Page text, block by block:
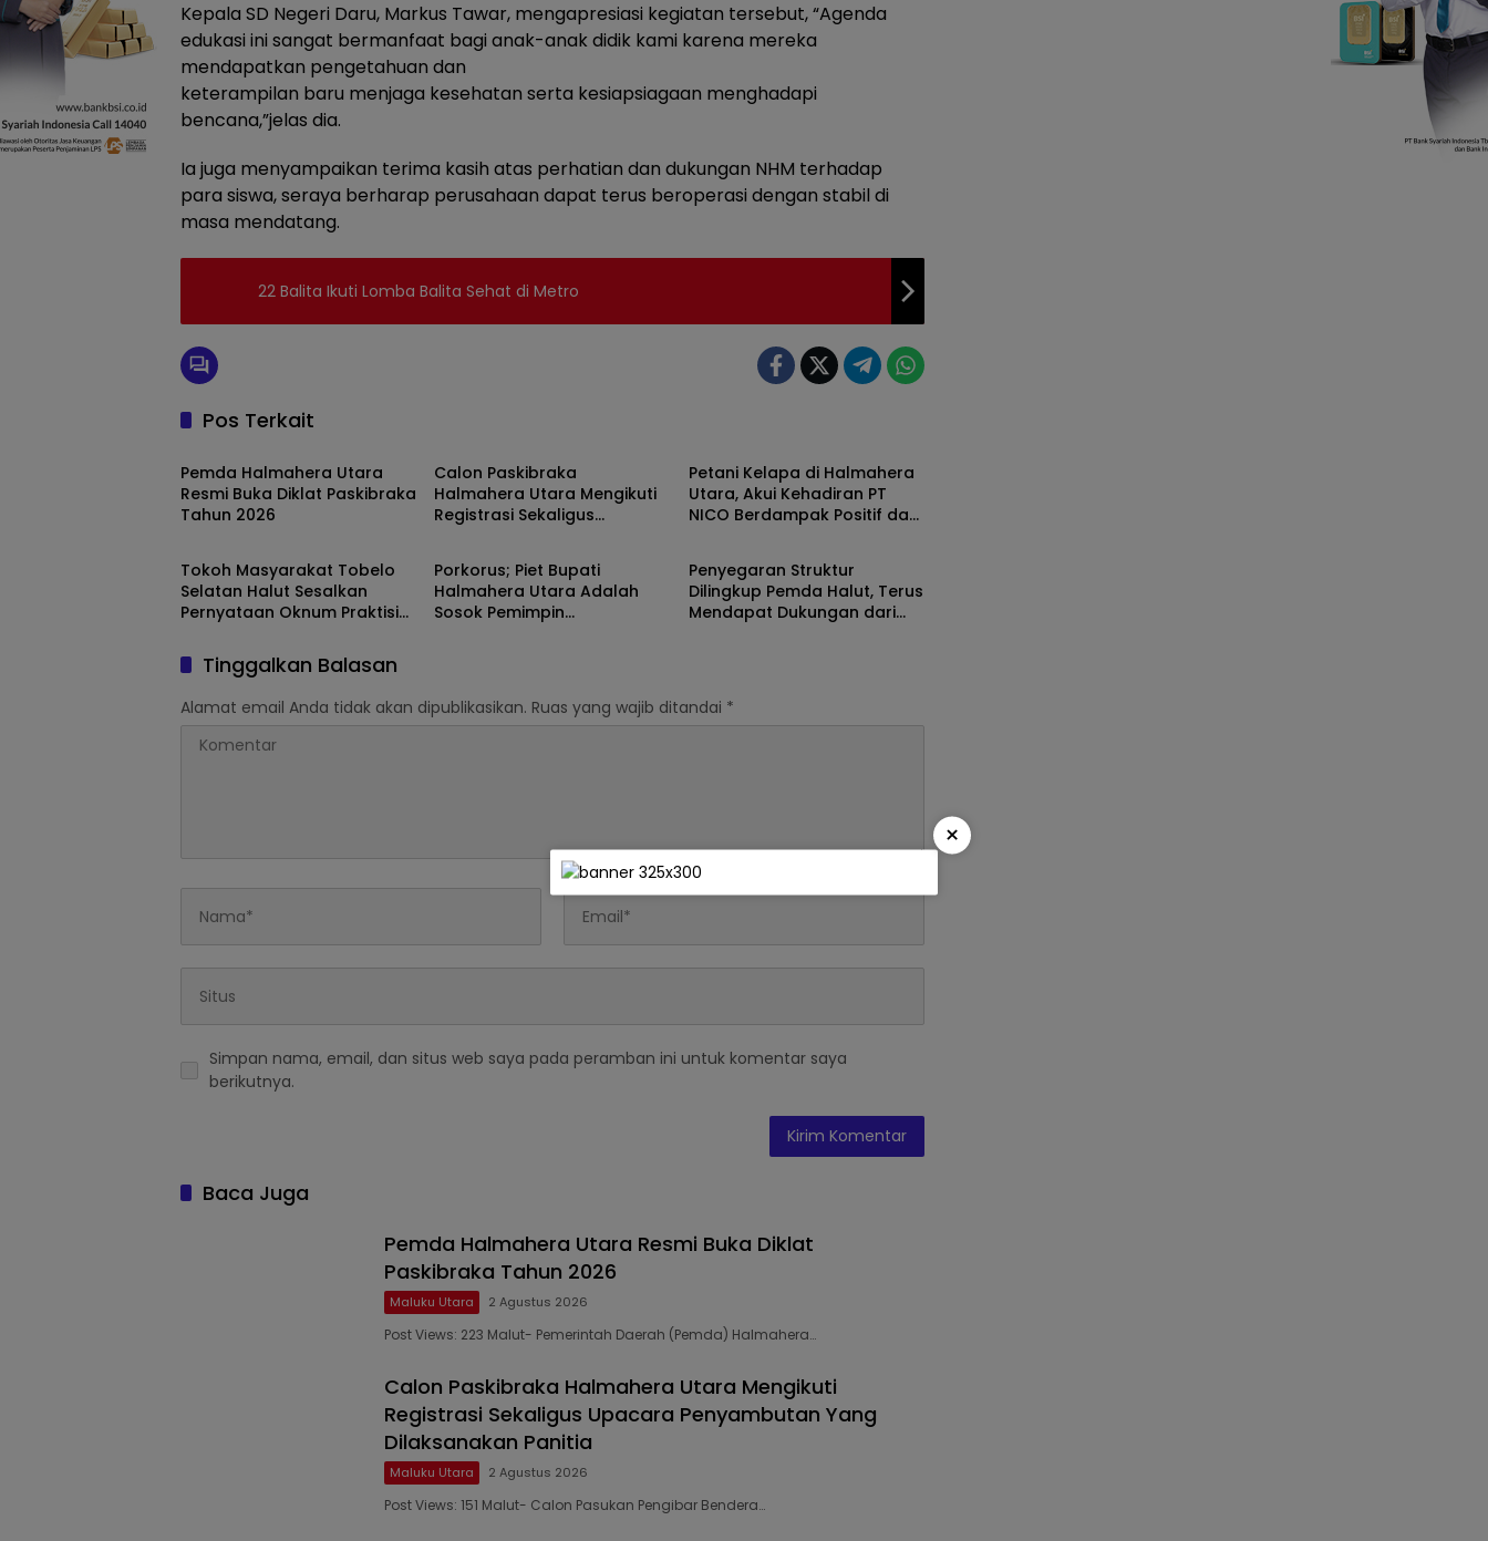
Kepala SD Negeri Daru, Markus Tawar, mengapresiasi kegiatan tersebut, “Agenda
edukasi ini sangat bermanfaat bagi anak-anak didik kami karena mereka
mendapatkan pengetahuan dan
keterampilan baru menjaga kesehatan serta kesiapsiagaan menghadapi
bencana,”jelas dia.
Ia juga menyampaikan terima kasih atas perhatian dan dukungan NHM terhadap
para siswa, seraya berharap perusahaan dapat terus beroperasi dengan stabil di
masa mendatang.
22 Balita Ikuti Lomba Balita Sehat di Metro
Pos Terkait
Maluku Utara
Pemda Halmahera Utara
Resmi Buka Diklat Paskibraka
Tahun 2026
Calon Paskibraka
Halmahera Utara Mengikuti
Registrasi Sekaligus
Petani Kelapa di Halmahera
Utara, Akui Kehadiran PT
NICO Berdampak Positif dan
Maluku Utara
Tokoh Masyarakat Tobelo
Selatan Halut Sesalkan
Pernyataan Oknum Praktisi
Sebut Jangan-Jangan
Pengkritik Sendiri “dungu”
Maluku Utara
Porkorus; Piet Bupati
Halmahera Utara Adalah
Sosok Pemimpin
Maluku Utara
Penyegaran Struktur
Dilingkup Pemda Halut, Terus
Mendapat Dukungan dari
Tinggalkan Balasan
Alamat email Anda tidak akan dipublikasikan. Ruas yang wajib ditandai *
Simpan nama, email, dan situs web saya pada peramban ini untuk komentar saya
berikutnya.
Baca Juga
Pemda Halmahera Utara Resmi Buka Diklat
Paskibraka Tahun 2026
Maluku Utara 2 Agustus 2026
Post Views: 223 Malut- Pemerintah Daerah (Pemda) Halmahera…
Calon Paskibraka Halmahera Utara Mengikuti
Registrasi Sekaligus Upacara Penyambutan Yang
Dilaksanakan Panitia
Maluku Utara 2 Agustus 2026
Post Views: 151 Malut- Calon Pasukan Pengibar Bendera…
×